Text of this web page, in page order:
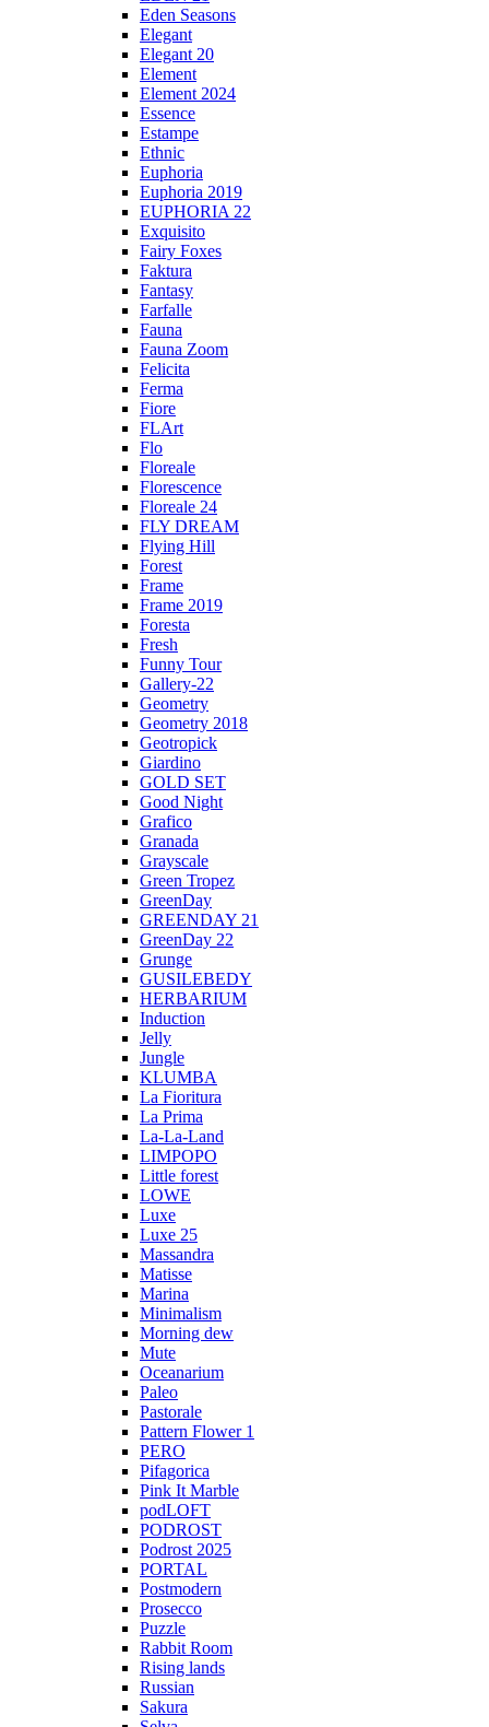
Eden Seasons
Elegant
Elegant 20
Element
Element 2024
Essence
Estampe
Ethnic
Euphoria
Euphoria 2019
EUPHORIA 22
Exquisito
Fairy Foxes
Faktura
Fantasy
Farfalle
Fauna
Fauna Zoom
Felicita
Ferma
Fiore
FLArt
Flo
Floreale
Florescence
Floreale 24
FLY DREAM
Flying Hill
Forest
Frame
Frame 2019
Foresta
Fresh
Funny Tour
Gallery-22
Geometry
Geometry 2018
Geotropick
Giardino
GOLD SET
Good Night
Grafico
Granada
Grayscale
Green Tropez
GreenDay
GREENDAY 21
GreenDay 22
Grunge
GUSILEBEDY
HERBARIUM
Induction
Jelly
Jungle
KLUMBA
La Fioritura
La Prima
La-La-Land
LIMPOPO
Little forest
LOWE
Luxe
Luxe 25
Massandra
Matisse
Marina
Minimalism
Morning dew
Mute
Oceanarium
Paleo
Pastorale
Pattern Flower 1
PERO
Pifagorica
Pink It Marble
podLOFT
PODROST
Podrost 2025
PORTAL
Postmodern
Prosecco
Puzzle
Rabbit Room
Rising lands
Russian
Sakura